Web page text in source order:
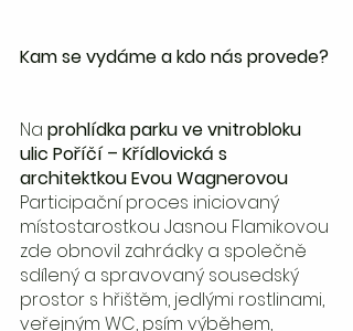
Kam se vydáme a kdo nás provede?
Na prohlídka parku ve vnitrobloku
ulic Poříčí – Křídlovická s
architektkou Evou Wagnerovou
Participační proces iniciovaný
místostarostkou Jasnou Flamikovou
zde obnovil zahrádky a společně
sdílený a spravovaný sousedský
prostor s hřištěm, jedlými rostlinami,
veřejným WC, psím výběhem,